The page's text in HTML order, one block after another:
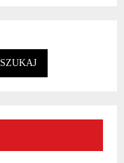
SZUKAJ